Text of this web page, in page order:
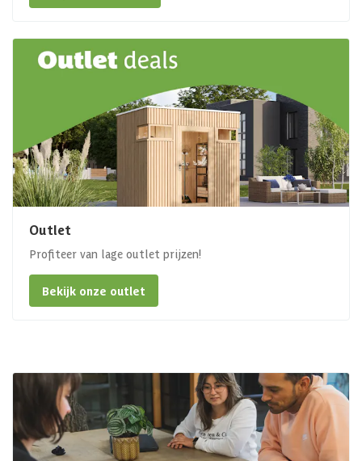
Outlet
Profiteer van lage outlet prijzen!
Bekijk onze outlet